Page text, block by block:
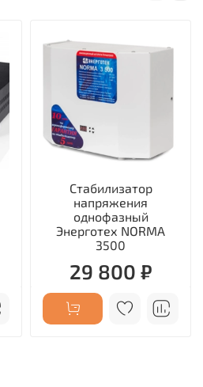
Стабилизатор
напряжения
однофазный
Энерготех NORMA
3500
29 800 ₽